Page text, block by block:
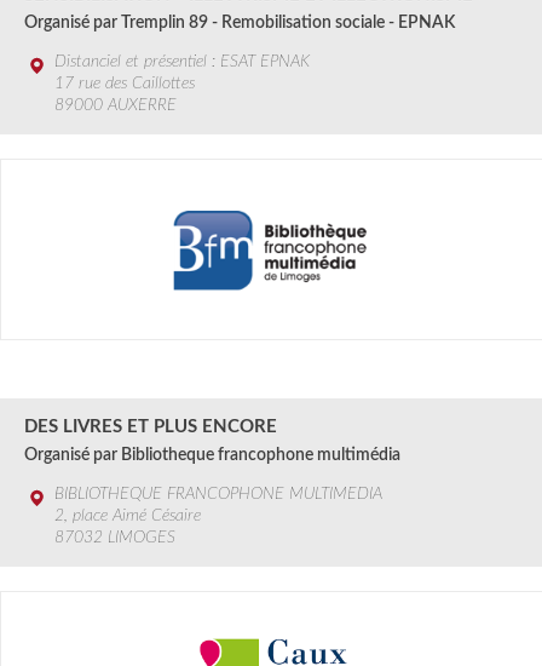
Organisé par Tremplin 89 - Remobilisation sociale - EPNAK
Distanciel et présentiel : ESAT EPNAK
17 rue des Caillottes
89000 AUXERRE
DES LIVRES ET PLUS ENCORE
Organisé par Bibliotheque francophone multimédia
BIBLIOTHEQUE FRANCOPHONE MULTIMEDIA
2, place Aimé Césaire
87032 LIMOGES